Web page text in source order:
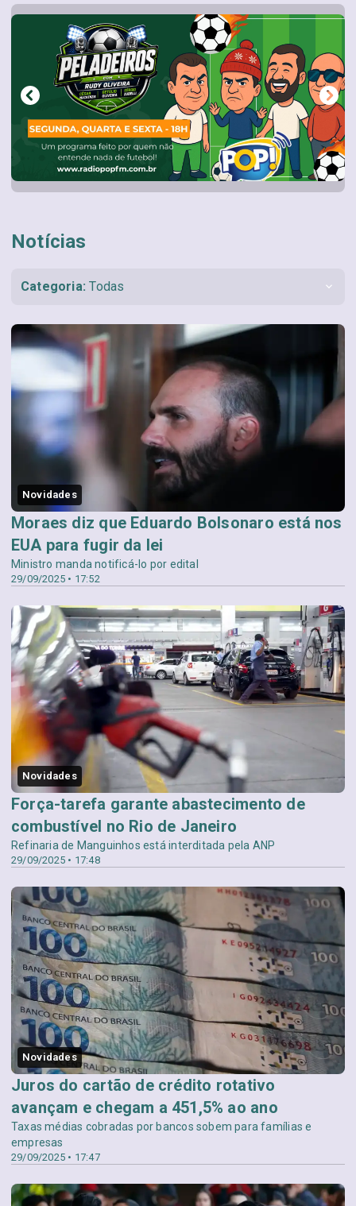
Notícias
Categoria: Todas
Novidades
29/09/2025 • 17:52
Moraes diz que Eduardo Bolsonaro está nos
EUA para fugir da lei
Ministro manda notificá-lo por edital
Novidades
29/09/2025 • 17:48
Força-tarefa garante abastecimento de
combustível no Rio de Janeiro
Refinaria de Manguinhos está interditada pela ANP
Novidades
29/09/2025 • 17:47
Juros do cartão de crédito rotativo
avançam e chegam a 451,5% ao ano
Taxas médias cobradas por bancos sobem para famílias e
empresas